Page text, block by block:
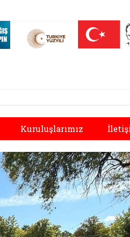
açılır)
(yeni sekmede açılır)
Darülaceze bağış sayfası (yeni sekmede
Kuruluşlarımız
Sonraki